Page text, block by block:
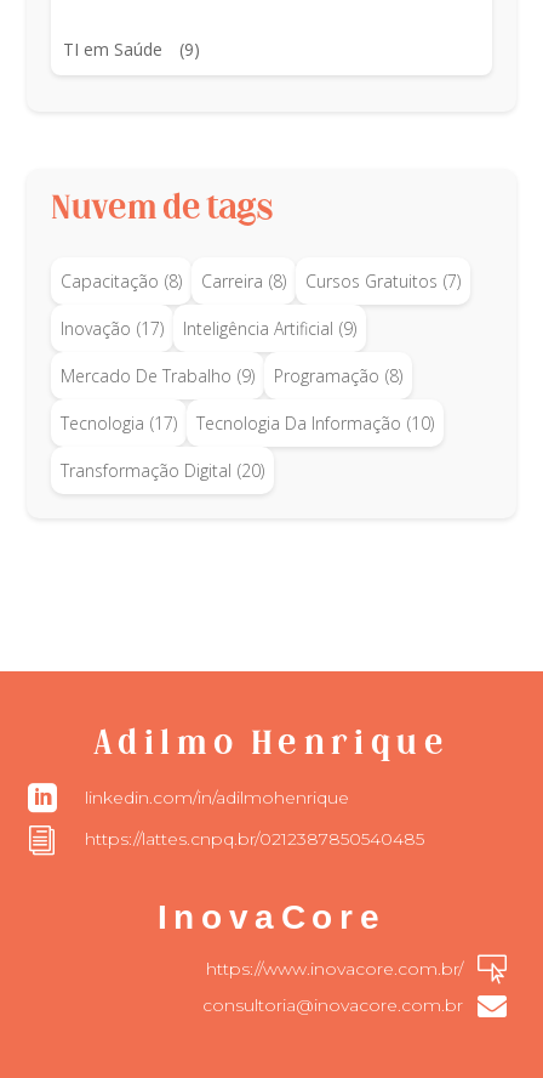
TI em Saúde (9)
Nuvem de tags
Capacitação (8) Carreira (8) Cursos Gratuitos (7)
Inovação (17) Inteligência Artificial (9)
Mercado De Trabalho (9) Programação (8)
Tecnologia (17) Tecnologia Da Informação (10)
Transformação Digital (20)
Adilmo Henrique
 linkedin.com/in/adilmohenrique
i https://lattes.cnpq.br/0212387850540485
InovaCore

https://www.inovacore.com.br/

consultoria@inovacore.com.br